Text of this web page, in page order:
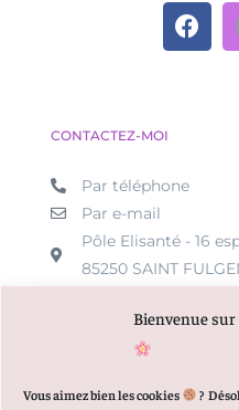
Bienvenue sur
Vous aimez bien les cookies ?
CONTACTEZ-MOI
Par téléphone
Par e-mail
Pôle Elisanté - 16
85250 SAINT